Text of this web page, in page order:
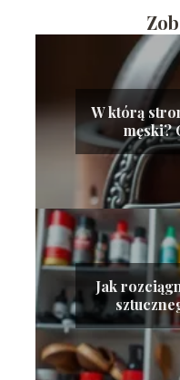
W którą
męski?
Jak